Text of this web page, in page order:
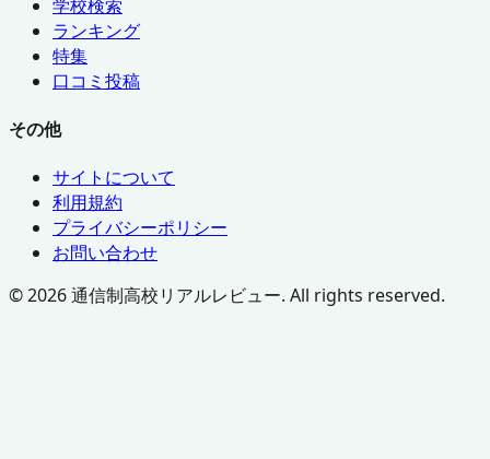
学校検索
ランキング
特集
口コミ投稿
その他
サイトについて
利用規約
プライバシーポリシー
お問い合わせ
©2026通信制高校リアルレビュー. All rights reserved.